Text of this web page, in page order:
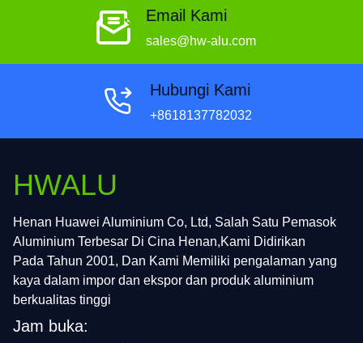
Email Kami
sales@hw-alu.com
Hubungi Kami
+8618137782032
HWALU
Henan Huawei Aluminium Co, Ltd, Salah Satu Pemasok
Aluminium Terbesar Di Cina Henan,Kami Didirikan
Pada Tahun 2001, Dan Kami Memiliki pengalaman yang
kaya dalam impor dan ekspor dan produk aluminium
berkualitas tinggi
Jam buka: